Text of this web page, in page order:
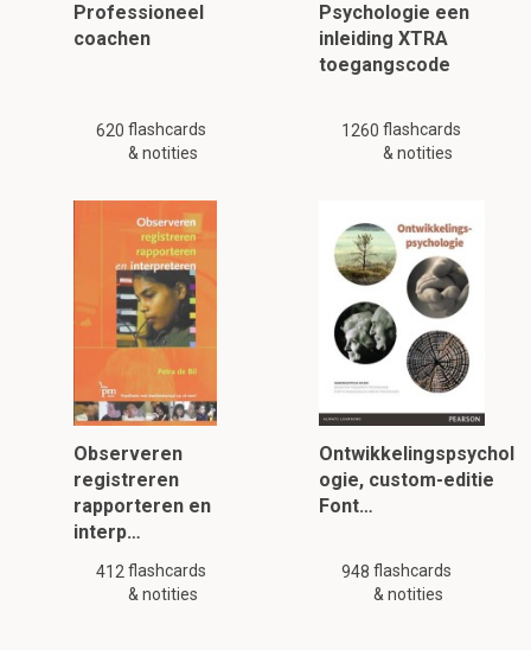
Professioneel
coachen
620 flashcards
& notities
Psychologie een
inleiding XTRA
toegangscode
1260 flashcards
& notities
Observeren
registreren
rapporteren en
interp…
412 flashcards
& notities
Ontwikkelingspsychol
ogie, custom-editie
Font…
948 flashcards
& notities